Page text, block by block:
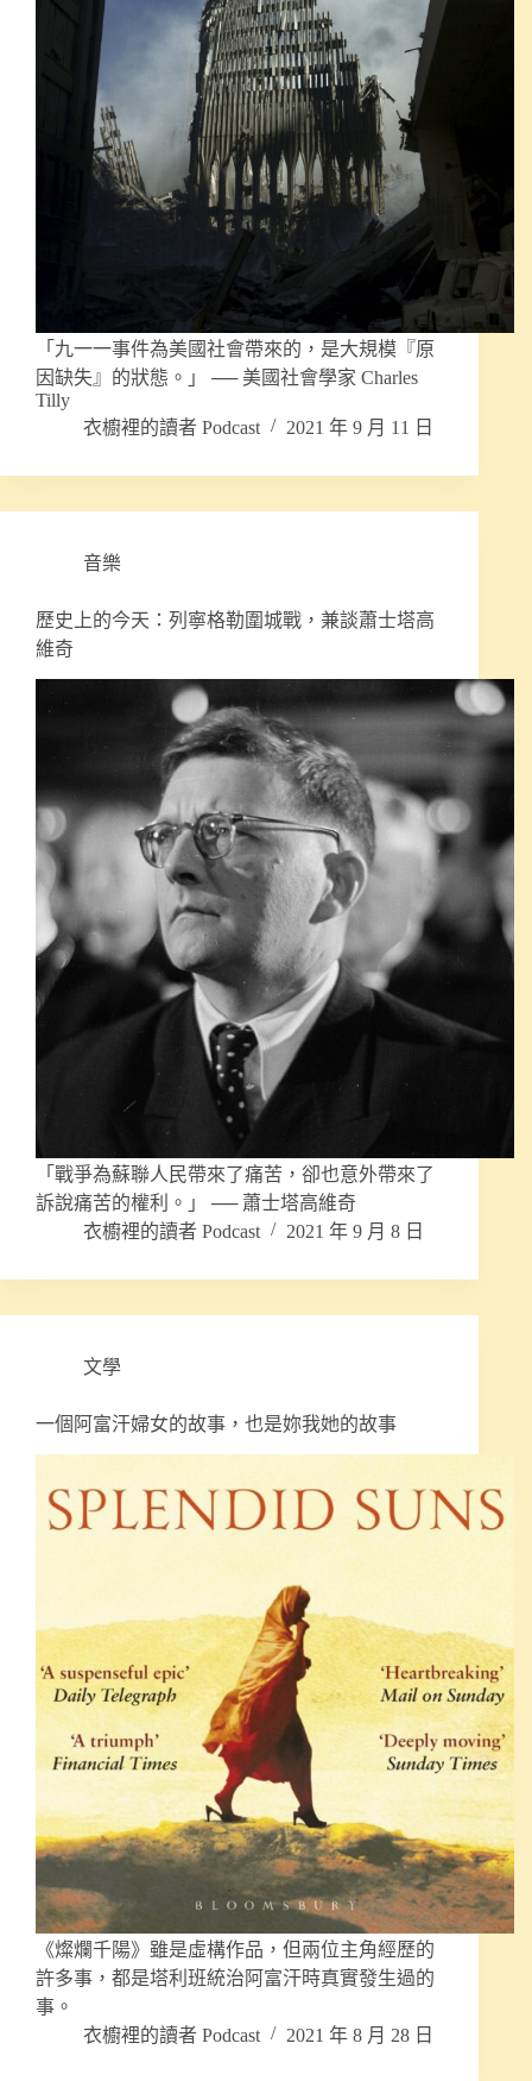
「九一一事件為美國社會帶來的，是大規模『原
因缺失』的狀態。」 ── 美國社會學家 Charles
Tilly
衣櫥裡的讀者 Podcast
2021 年 9 月 11 日
音樂
歷史上的今天：列寧格勒圍城戰，兼談蕭士塔高
維奇
「戰爭為蘇聯人民帶來了痛苦，卻也意外帶來了
訴說痛苦的權利。」 ── 蕭士塔高維奇
衣櫥裡的讀者 Podcast
2021 年 9 月 8 日
文學
一個阿富汗婦女的故事，也是妳我她的故事
《燦爛千陽》雖是虛構作品，但兩位主角經歷的
許多事，都是塔利班統治阿富汗時真實發生過的
事。
衣櫥裡的讀者 Podcast
2021 年 8 月 28 日